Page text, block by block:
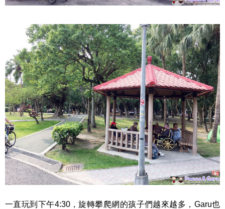
一直玩到下午4:30，旋轉攀爬網的孩子們越來越多，Garu也